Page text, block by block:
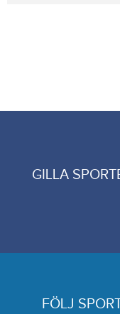
GILLA
FÖLJ